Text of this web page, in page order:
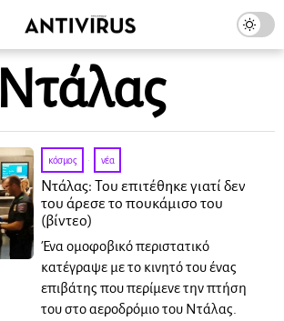
Ντάλας
κόσμος · νέα
Ντάλας: Του επιτέθηκε γιατί δεν
του άρεσε το πουκάμισο του
(βίντεο)
Ένα ομοφοβικό περιστατικό
κατέγραψε με το κινητό του ένας
επιβάτης που περίμενε την πτήση
του στο αεροδρόμιο του Ντάλας.